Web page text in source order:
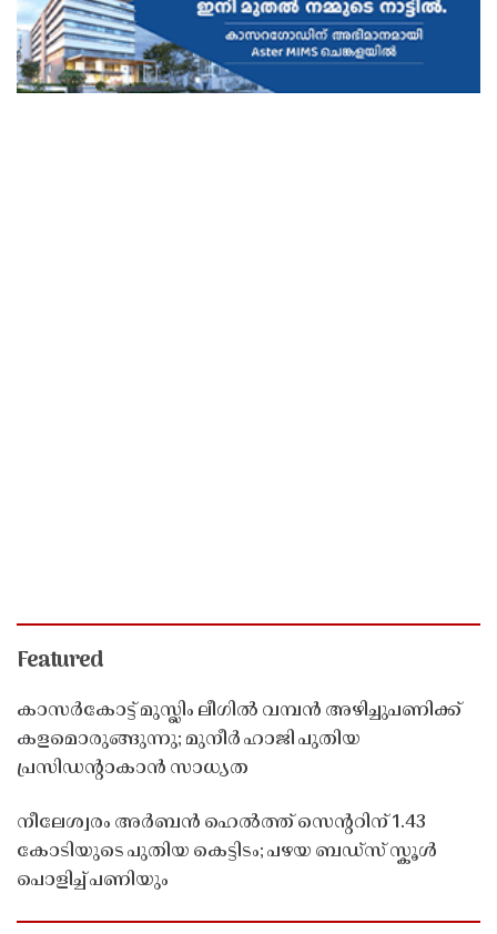
Featured
കാസർകോട്ട് മുസ്ലിം ലീഗിൽ വമ്പൻ അഴിച്ചുപണിക്ക്
കളമൊരുങ്ങുന്നു; മുനീർ ഹാജി പുതിയ
പ്രസിഡൻ്റാകാൻ സാധ്യത
നീലേശ്വരം അർബൻ ഹെൽത്ത് സെൻ്ററിന് 1.43
കോടിയുടെ പുതിയ കെട്ടിടം; പഴയ ബഡ്സ് സ്കൂൾ
പൊളിച്ച് പണിയും